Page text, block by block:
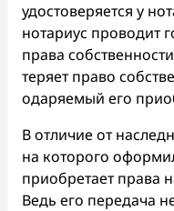
удостоверяется у
нотариус проводит
права
теряет право
одаряемый его
В отличие от
на которого
приобретает права
Ведь его передача